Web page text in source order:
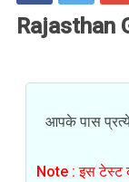
Rajasthan
आपके पास
Note : इस टेस्ट